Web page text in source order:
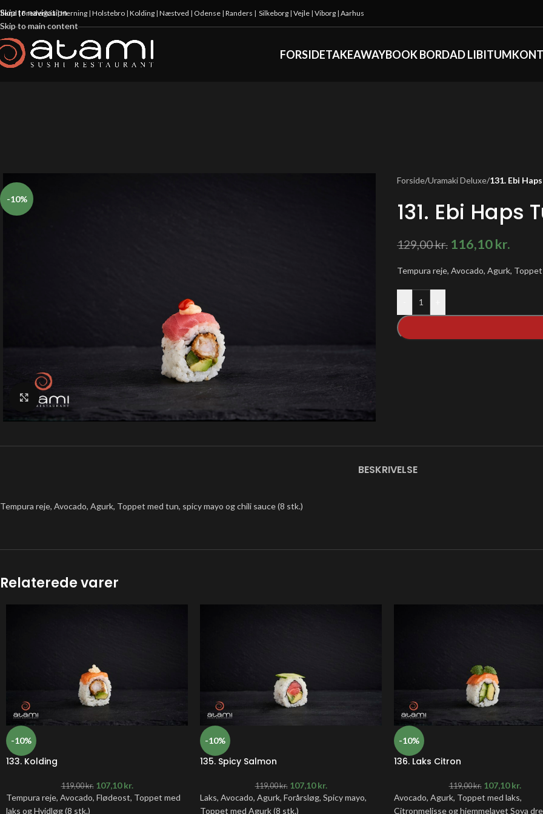
Skip to navigation
Skip to main content
|Fredericia|Herning | Holstebro | Kolding | Næstved | Odense | Randers | Silkeborg | Vejle | Viborg | Aarhus
FORSIDETAKEAWAYBOOK BORDAD LIBITUM
-10%
Klik for at forstørre
Forside/Uramaki Deluxe/131. Ebi
131. Ebi Haps
129,00kr. 116,10kr.
Tempura reje, Avocado, Agurk,
BESKRIVELSE
Tempura reje, Avocado, Agurk, Toppet med tun, spicy mayo og chili sauce (8 stk.)
Relaterede varer
-10%
133. Kolding
119,00kr. 107,10kr.
Tempura reje, Avocado, Flødeost, Toppet med
laks og Hvidløg (8 stk.)
-10%
135. Spicy Salmon
119,00kr. 107,10kr.
Laks, Avocado, Agurk, Forårsløg, Spicy mayo,
Toppet med Agurk (8 stk.)
-10%
136. Laks Citron
119,00kr. 107,10kr.
Avocado, Agurk, Toppet med laks,
Citronmelisse og hjemmelavet Soya